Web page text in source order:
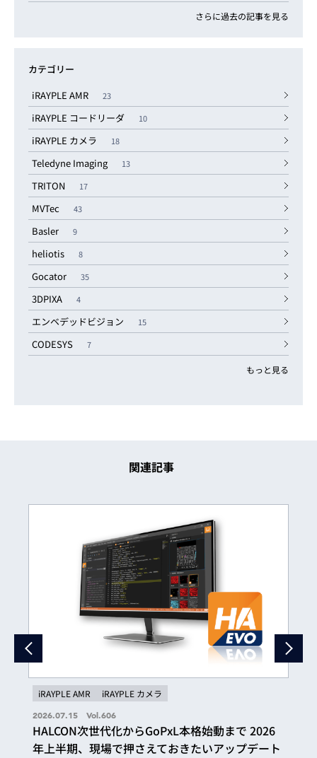
さらに過去の記事を見る
カテゴリー
iRAYPLE AMR
23
iRAYPLE コードリーダ 10
iRAYPLE カメラ 18
Teledyne Imaging 13
TRITON 17
MVTec 43
Basler 9
heliotis 8
Gocator 35
3DPIXA 4
エンベデッドビジョン 15
CODESYS 7
もっと見る
関連記事
iRAYPLE AMR iRAYPLE カメラ
2026.07.15 Vol.606
HALCON次世代化からGoPxL本格始動まで 2026
年上半期、現場で押さえておきたいアップデート